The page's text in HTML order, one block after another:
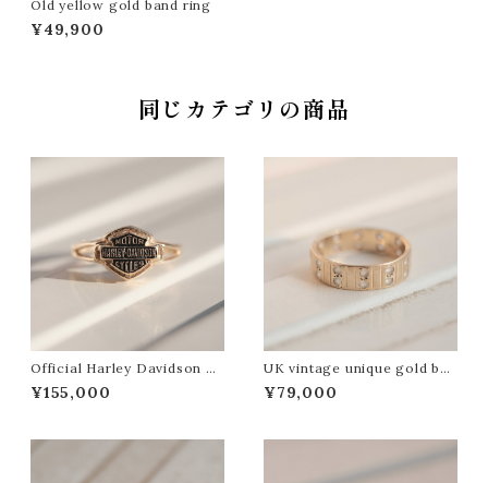
Old yellow gold band ring
¥49,900
同じカテゴリの商品
Official Harley Davidson g
old logo ring
¥155,000
UK vintage unique gold ban
d ring
¥79,000